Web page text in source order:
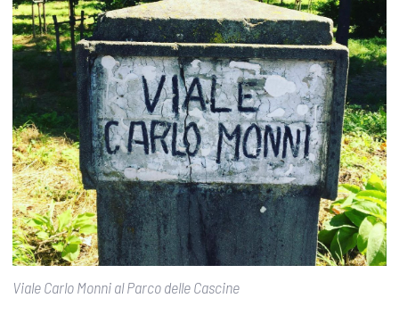
Viale Carlo Monni al Parco delle Cascine